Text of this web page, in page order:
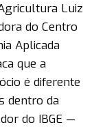
Luiz
do Centro
Aplicada
que a
é diferente
dentro da
do IBGE —